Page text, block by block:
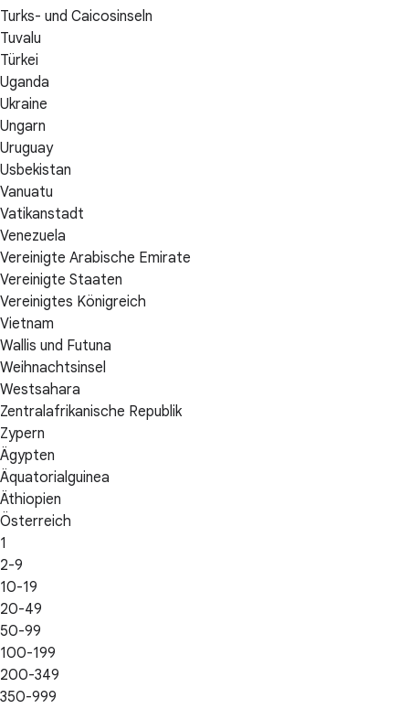
Turks- und Caicosinseln
Tuvalu
Türkei
Uganda
Ukraine
Ungarn
Uruguay
Usbekistan
Vanuatu
Vatikanstadt
Venezuela
Vereinigte Arabische Emirate
Vereinigte Staaten
Vereinigtes Königreich
Vietnam
Wallis und Futuna
Weihnachtsinsel
Westsahara
Zentralafrikanische Republik
Zypern
Ägypten
Äquatorialguinea
Äthiopien
Österreich
1
2-9
10-19
20-49
50-99
100-199
200-349
350-999